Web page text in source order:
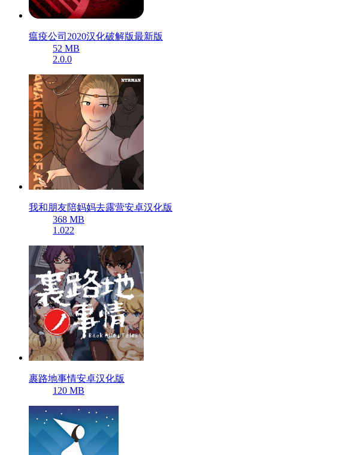
瘟疫公司2020汉化破解版最新版
52 MB
2.0.0
我和朋友陪妈妈去露营安卓汉化版
368 MB
1.022
裹路地事情安卓汉化版
120 MB